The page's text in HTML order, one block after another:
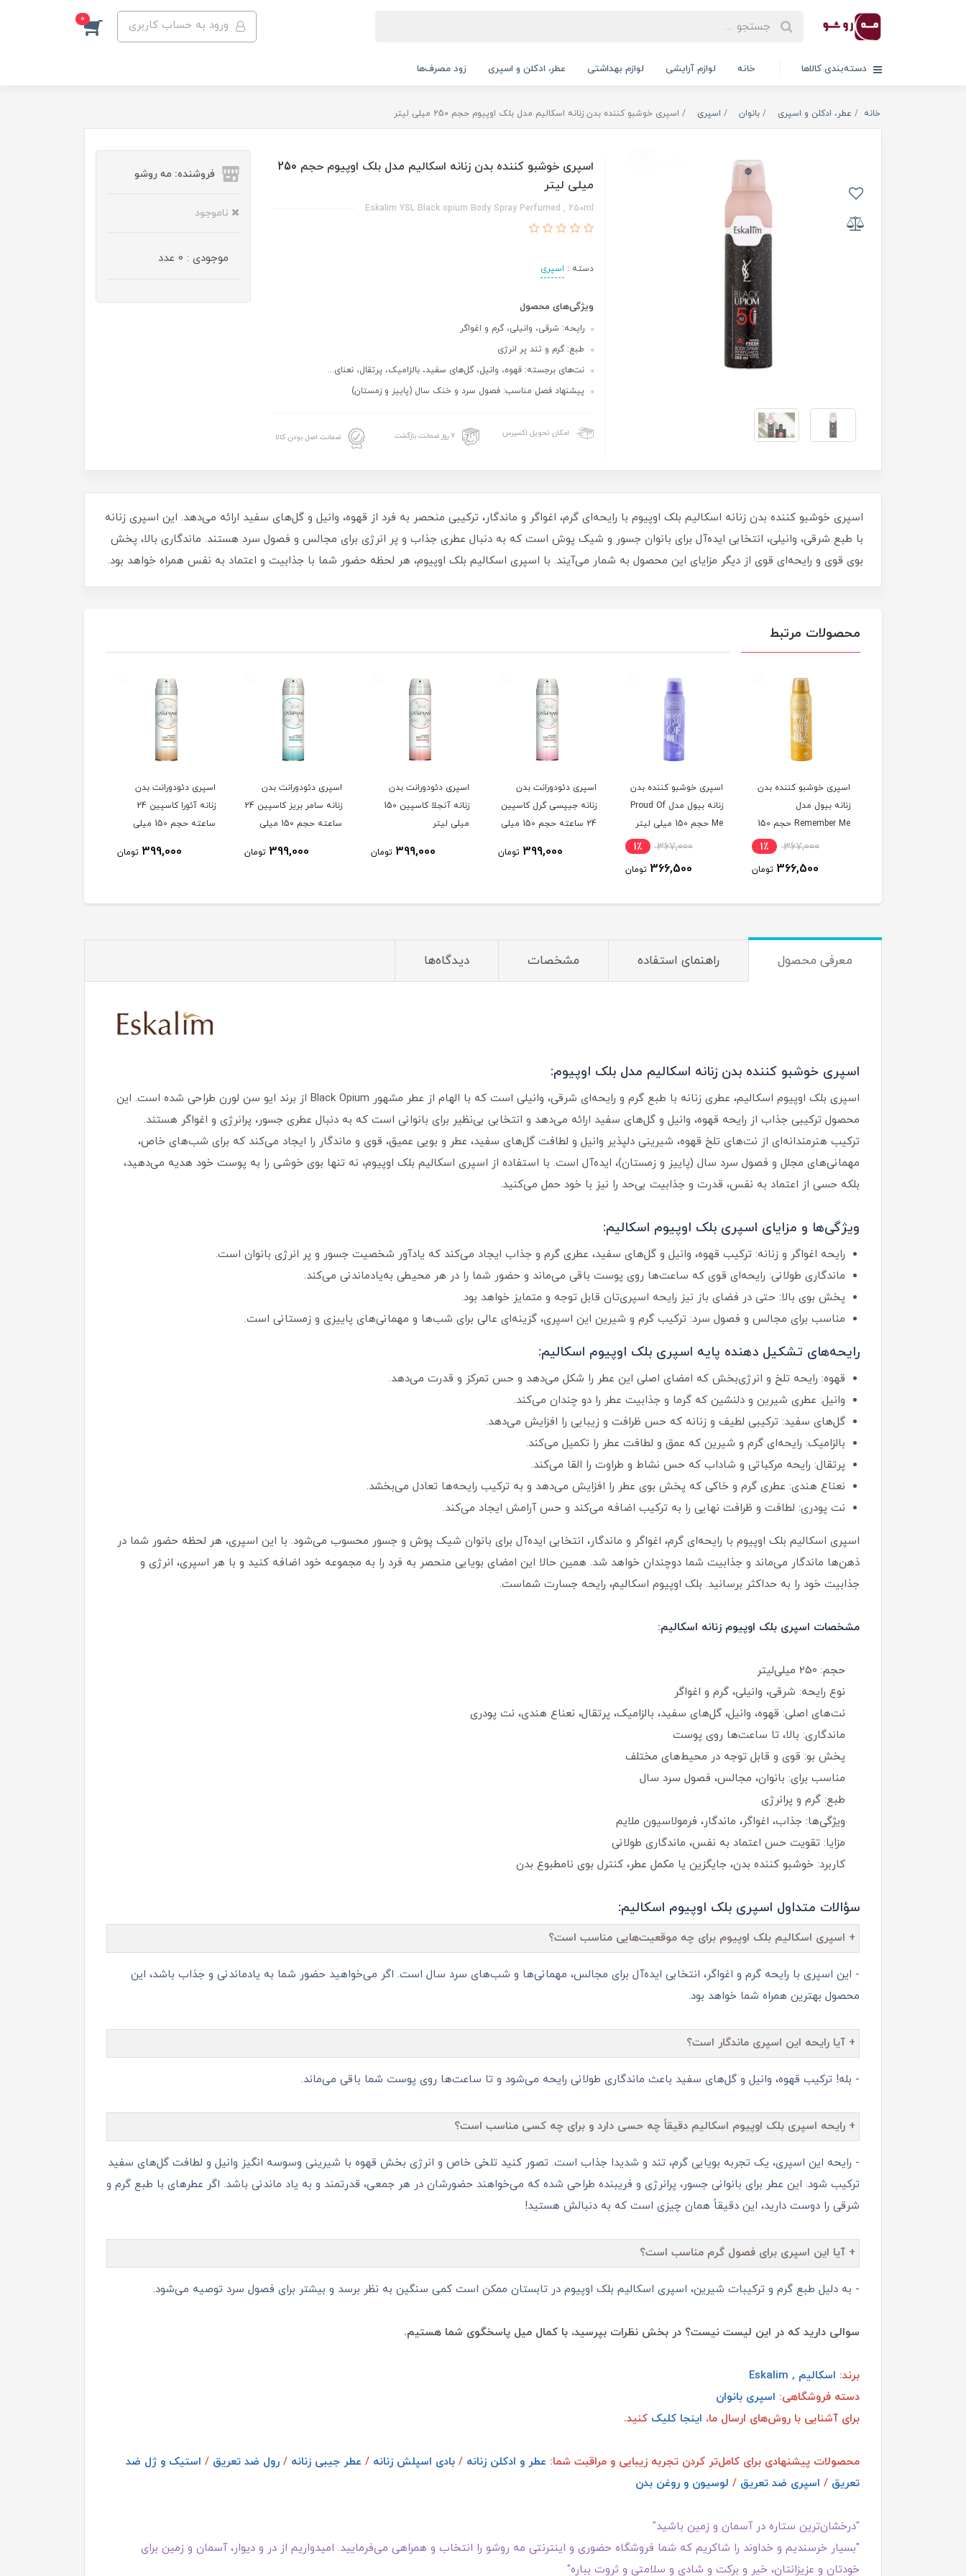
ورود به حساب کاربری 0
دسته‌بندی کالاها خانه لوازم آرایشی لوازم بهداشتی عطر، ادکلن و اسپری زود مصرف‌ها
خانه عطر، ادکلن و اسپری بانوان اسپری اسپری خوشبو کننده بدن زنانه اسکالیم مدل بلک اوپیوم حجم 250 میلی لیتر
اسپری خوشبو کننده بدن زنانه اسکالیم مدل بلک اوپیوم حجم 250
میلی لیتر
Eskalim YSL Black opium Body Spray Perfumed , 250ml
دسته : اسپری
ویژگی‌های محصول
رایحه: شرقی، وانیلی، گرم و اغواگر
طبع: گرم و تند پر انرژی
نت‌های برجسته: قهوه، وانیل، گل‌های سفید، بالزامیک، پرتقال، نعنای...
پیشنهاد فصل مناسب: فصول سرد و خنک سال (پاییز و زمستان)
امکان تحویل اکسپرس ۷ روز ضمانت بازگشت ضمانت اصل بودن کالا
فروشنده: مه رو‌شو
ناموجود
موجودی : 0 عدد
اسپری خوشبو کننده بدن زنانه اسکالیم بلک اوپیوم با رایحه‌ای گرم، اغواگر و ماندگار، ترکیبی منحصر به‌ فرد از قهوه، وانیل و گل‌های سفید ارائه می‌دهد. این اسپری زنانه
با طبع شرقی، وانیلی، انتخابی ایده‌آل برای بانوان جسور و شیک‌ پوش است که به دنبال عطری جذاب و پر انرژی برای مجالس و فصول سرد هستند. ماندگاری بالا، پخش
بوی قوی و رایحه‌ای قوی از دیگر مزایای این محصول به شمار می‌آیند. با اسپری اسکالیم بلک اوپیوم، هر لحظه حضور شما با جذابیت و اعتماد به‌ نفس همراه خواهد بود.
محصولات مرتبط
اسپری خوشبو کننده بدن
زنانه بیول مدل
Remember Me حجم 150
367,000 1٪
366,500 تومان
اسپری خوشبو کننده بدن
زنانه بیول مدل Proud Of
Me حجم 150 میلی لیتر
367,000 1٪
366,500 تومان
اسپری دئودورانت بدن
زنانه جیپسی گرل کاسپین
24 ساعته حجم 150 میلی
399,000 تومان
اسپری دئودورانت بدن
زنانه آنجلا کاسپین 150
میلی لیتر
399,000 تومان
اسپری دئودورانت بدن
زنانه سامر بریز کاسپین 24
ساعته حجم 150 میلی
399,000 تومان
اسپری دئودورانت بدن
زنانه آئورا کاسپین 24
ساعته حجم 150 میلی
399,000 تومان
معرفی محصول راهنمای استفاده مشخصات دیدگاه‌ها
اسپری خوشبو کننده بدن زنانه اسکالیم مدل بلک اوپیوم:
اسپری بلک اوپیوم اسکالیم، عطری زنانه با طبع گرم و رایحه‌ای شرقی، وانیلی است که با الهام از عطر مشهور Black Opium از برند ایو سن لورن طراحی شده است. این
محصول ترکیبی جذاب از رایحه قهوه، وانیل و گل‌های سفید ارائه می‌دهد و انتخابی بی‌نظیر برای بانوانی است که به دنبال عطری جسور، پرانرژی و اغواگر هستند.
ترکیب هنرمندانه‌ای از نت‌های تلخ قهوه، شیرینی دلپذیر وانیل و لطافت گل‌های سفید، عطر و بویی عمیق، قوی و ماندگار را ایجاد می‌کند که برای شب‌های خاص،
مهمانی‌های مجلل و فصول سرد سال (پاییز و زمستان)، ایده‌آل است. با استفاده از اسپری اسکالیم بلک اوپیوم، نه تنها بوی خوشی را به پوست خود هدیه می‌دهید،
بلکه حسی از اعتماد به نفس، قدرت و جذابیت بی‌حد را نیز با خود حمل می‌کنید.
ویژگی‌ها و مزایای اسپری بلک اوپیوم اسکالیم:
رایحه اغواگر و زنانه: ترکیب قهوه، وانیل و گل‌های سفید، عطری گرم و جذاب ایجاد می‌کند که یادآور شخصیت جسور و پر انرژی بانوان است.
ماندگاری طولانی: رایحه‌ای قوی که ساعت‌ها روی پوست باقی می‌ماند و حضور شما را در هر محیطی به‌یادماندنی می‌کند.
پخش بوی بالا: حتی در فضای باز نیز رایحه اسپری‌تان قابل توجه و متمایز خواهد بود.
مناسب برای مجالس و فصول سرد: ترکیب گرم و شیرین این اسپری، گزینه‌ای عالی برای شب‌ها و مهمانی‌های پاییزی و زمستانی است.
رایحه‌های تشکیل دهنده پایه اسپری بلک اوپیوم اسکالیم:
قهوه: رایحه تلخ و انرژی‌بخش که امضای اصلی این عطر را شکل می‌دهد و حس تمرکز و قدرت می‌دهد.
وانیل: عطری شیرین و دلنشین که گرما و جذابیت عطر را دو چندان می‌کند.
گل‌های سفید: ترکیبی لطیف و زنانه که حس ظرافت و زیبایی را افزایش می‌دهد.
بالزامیک: رایحه‌ای گرم و شیرین که عمق و لطافت عطر را تکمیل می‌کند.
پرتقال: رایحه مرکباتی و شاداب که حس نشاط و طراوت را القا می‌کند.
نعناع هندی: عطری گرم و خاکی که پخش بوی عطر را افزایش می‌دهد و به ترکیب رایحه‌ها تعادل می‌بخشد.
نت پودری: لطافت و ظرافت نهایی را به ترکیب اضافه می‌کند و حس آرامش ایجاد می‌کند.
اسپری اسکالیم بلک اوپیوم با رایحه‌ای گرم، اغواگر و ماندگار، انتخابی ایده‌آل برای بانوان شیک‌ پوش و جسور محسوب می‌شود. با این اسپری، هر لحظه حضور شما در
ذهن‌ها ماندگار می‌ماند و جذابیت شما دوچندان خواهد شد. همین حالا این امضای بویایی منحصر به فرد را به مجموعه خود اضافه کنید و با هر اسپری، انرژی و
جذابیت خود را به حداکثر برسانید. بلک اوپیوم اسکالیم، رایحه جسارت شماست.
مشخصات اسپری بلک اوپیوم زنانه اسکالیم:
حجم: 250 میلی‌لیتر
نوع رایحه: شرقی، وانیلی، گرم و اغواگر
نت‌های اصلی: قهوه، وانیل، گل‌های سفید، بالزامیک، پرتقال، نعناع هندی، نت پودری
ماندگاری: بالا، تا ساعت‌ها روی پوست
پخش بو: قوی و قابل توجه در محیط‌های مختلف
مناسب برای: بانوان، مجالس، فصول سرد سال
طبع: گرم و پرانرژی
ویژگی‌ها: جذاب، اغواگر، ماندگار، فرمولاسیون ملایم
مزایا: تقویت حس اعتماد به‌ نفس، ماندگاری طولانی
کاربرد: خوشبو کننده بدن، جایگزین یا مکمل عطر، کنترل بوی نامطبوع بدن
سؤالات متداول اسپری بلک اوپیوم اسکالیم:
+ اسپری اسکالیم بلک اوپیوم برای چه موقعیت‌هایی مناسب است؟
- این اسپری با رایحه گرم و اغواگر، انتخابی ایده‌آل برای مجالس، مهمانی‌ها و شب‌های سرد سال است. اگر می‌خواهید حضور شما به یادماندنی و جذاب باشد، این
محصول بهترین همراه شما خواهد بود.
+ آیا رایحه این اسپری ماندگار است؟
- بله! ترکیب قهوه، وانیل و گل‌های سفید باعث ماندگاری طولانی رایحه می‌شود و تا ساعت‌ها روی پوست شما باقی می‌ماند.
+ رایحه اسپری بلک اوپیوم اسکالیم دقیقاً چه حسی دارد و برای چه کسی مناسب است؟
- رایحه این اسپری، یک تجربه بویایی گرم، تند و شدیدا جذاب است. تصور کنید تلخی خاص و انرژی‌ بخش قهوه با شیرینی وسوسه‌ انگیز وانیل و لطافت گل‌های سفید
ترکیب شود. این عطر برای بانوانی جسور، پرانرژی و فریبنده طراحی شده که می‌خواهند حضورشان در هر جمعی، قدرتمند و به یاد ماندنی باشد. اگر عطرهای با طبع گرم و
شرقی را دوست دارید، این دقیقاً همان چیزی است که به دنبالش هستید!
+ آیا این اسپری برای فصول گرم مناسب است؟
- به دلیل طبع گرم و ترکیبات شیرین، اسپری اسکالیم بلک اوپیوم در تابستان ممکن است کمی سنگین به نظر برسد و بیشتر برای فصول سرد توصیه می‌شود.
سوالی دارید که در این لیست نیست؟ در بخش نظرات بپرسید، با کمال میل پاسخگوی شما هستیم.
برند: اسکالیم , Eskalim
دسته فروشگاهی: اسپری بانوان
برای آشنایی با روش‌های ارسال ما، اینجا کلیک کنید.
محصولات پیشنهادی برای کامل‌تر کردن تجربه زیبایی و مراقبت شما: عطر و ادکلن زنانه / بادی اسپلش زنانه / عطر جیبی زنانه / رول ضد تعریق / استیک و ژل ضد
تعریق / اسپری ضد تعریق / لوسیون و روغن بدن
"درخشان‌ترین ستاره در آسمان و زمین باشید"
"بسیار خرسندیم و خداوند را شاکریم که شما فروشگاه حضوری و اینترنتی مه روشو را انتخاب و همراهی می‌فرمایید. امیدواریم از در و دیوار، آسمان و زمین برای
خودتان و عزیزانتان، خیر و برکت و شادی و سلامتی و ثروت بباره"